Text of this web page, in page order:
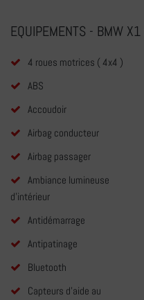
EQUIPEMENTS - BMW X1
4 roues motrices ( 4x4 )
ABS
Accoudoir
Airbag conducteur
Airbag passager
Ambiance lumineuse
d'intérieur
Antidémarrage
Antipatinage
Bluetooth
Capteurs d'aide au